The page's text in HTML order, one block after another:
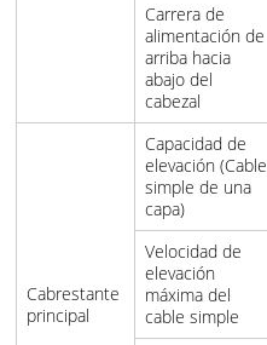
Carrera de
alimentación de
arriba hacia
abajo del
cabezal
Cabrestante
principal
Capacidad de
elevación (Cable
simple de una
capa)
Velocidad de
elevación
máxima del
cable simple